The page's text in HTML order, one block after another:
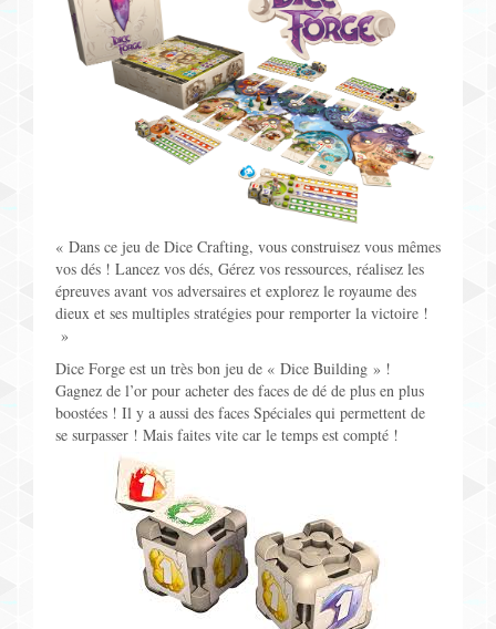
« Dans ce jeu de Dice Crafting, vous construisez vous mêmes
vos dés ! Lancez vos dés, Gérez vos ressources, réalisez les
épreuves avant vos adversaires et explorez le royaume des
dieux et ses multiples stratégies pour remporter la victoire !
»
Dice Forge est un très bon jeu de « Dice Building » !
Gagnez de l’or pour acheter des faces de dé de plus en plus
boostées ! Il y a aussi des faces Spéciales qui permettent de
se surpasser ! Mais faites vite car le temps est compté !